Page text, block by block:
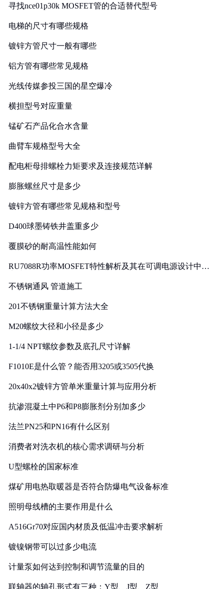
寻找nce01p30k MOSFET管的合适替代型号
电梯的尺寸有哪些规格
镀锌方管尺寸一般有哪些
铝方管有哪些常见规格
光线传媒参投三国的星空爆冷
横担型号对应重量
锰矿石产品化合水含量
曲臂车规格型号大全
配电柜母排螺栓力矩要求及连接规范详解
膨胀螺丝尺寸是多少
镀锌方管有哪些常见规格和型号
D400球墨铸铁井盖重多少
覆膜砂的耐高温性能如何
RU7088R功率MOSFET特性解析及其在可调电源设计中的
不锈钢通风 管道施工
201不锈钢重量计算方法大全
M20螺纹大径和小径是多少
1-1/4 NPT螺纹参数及底孔尺寸详解
F1010E是什么管？能否用3205或3505代换
20x40x2镀锌方管单米重量计算与应用分析
抗渗混凝土中P6和P8膨胀剂分别加多少
法兰PN25和PN16有什么区别
消费者对洗衣机的核心需求调研与分析
U型螺栓的国家标准
煤矿用电热取暖器是否符合防爆电气设备标准
照明母线槽的主要作用是什么
A516Gr70对应国内材质及低温冲击要求解析
镀镍钢带可以过多少电流
计量泵如何达到控制和调节流量的目的
联轴器的轴孔形式有三种：Y型、J型、Z型